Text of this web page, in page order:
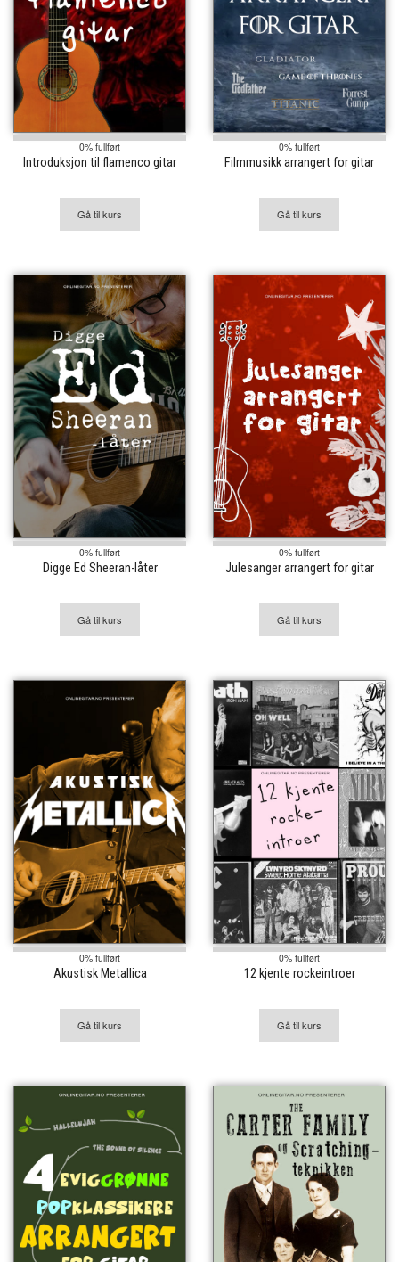
0% fullført
Introduksjon til flamenco gitar
Gå til kurs
0% fullført
Filmmusikk arrangert for gitar
Gå til kurs
0% fullført
Digge Ed Sheeran-låter
Gå til kurs
0% fullført
Julesanger arrangert for gitar
Gå til kurs
0% fullført
Akustisk Metallica
Gå til kurs
0% fullført
12 kjente rockeintroer
Gå til kurs